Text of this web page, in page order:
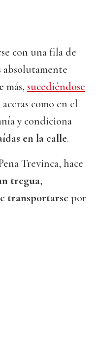
con una fila de
absolutamente
más, sucediéndose
como en el
y condiciona
en la calle.
Trevinca, hace
tregua,
transportarse por